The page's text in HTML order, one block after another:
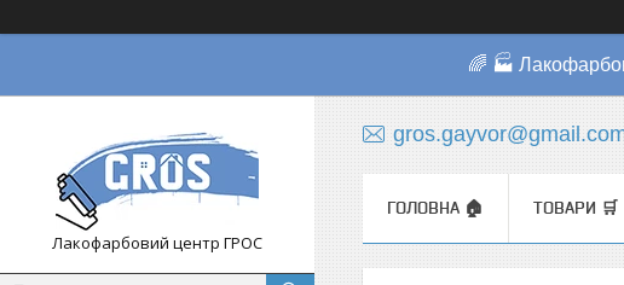
🌈 🏭
Лакофарбовий центр ГРОС
ГОЛОВНА 🏠 ТОВАРИ 🛒